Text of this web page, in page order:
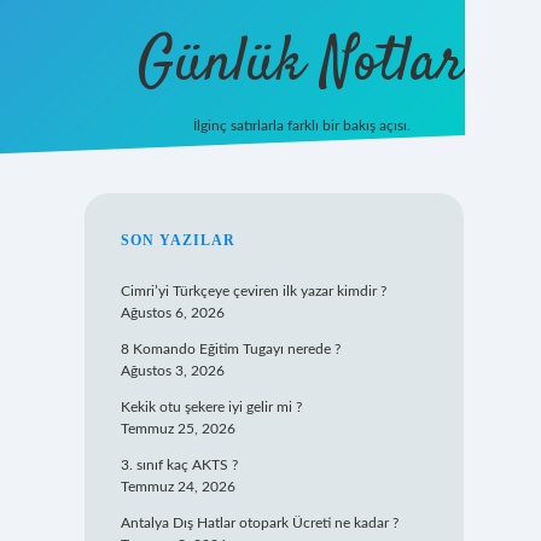
Günlük Notlar
İlginç satırlarla farklı bir bakış açısı.
SIDEBAR
SON YAZILAR
Cimri’yi Türkçeye çeviren ilk yazar kimdir ?
Ağustos 6, 2026
8 Komando Eğitim Tugayı nerede ?
Ağustos 3, 2026
Kekik otu şekere iyi gelir mi ?
Temmuz 25, 2026
3. sınıf kaç AKTS ?
Temmuz 24, 2026
Antalya Dış Hatlar otopark Ücreti ne kadar ?